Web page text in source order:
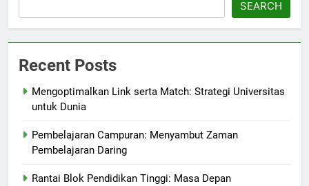
SEARCH
Recent Posts
Mengoptimalkan Link serta Match: Strategi Universitas
untuk Dunia
Pembelajaran Campuran: Menyambut Zaman
Pembelajaran Daring
Rantai Blok Pendidikan Tinggi: Masa Depan